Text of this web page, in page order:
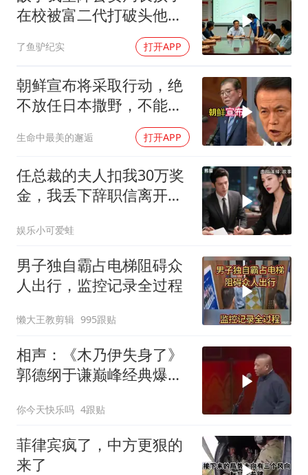
在校被富二代打破头他爹
了鱼驴纪实 打开APP
朝鲜宣布将采取行动，绝
不放任日本撒野，不能让
生命中最美的邂逅 打开APP
任总裁的夫人扣我30万奖
金，我丢下辞职信离开，
你签约
娱乐小可爱蛙
男子独自霸占电梯阻碍众
人出行，监控记录全过程
懒大王教剪辑 995跟贴
相声：《木乃伊失身了》
郭德纲于谦巅峰经典爆笑
你今天快乐吗 4跟贴
菲律宾疯了，中方更狠的
来了